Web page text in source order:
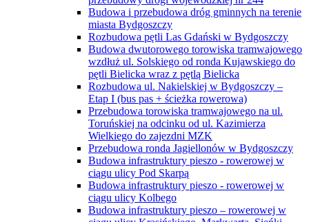
Budowa i przebudowa dróg gminnych na terenie
miasta Bydgoszczy
Rozbudowa pętli Las Gdański w Bydgoszczy
Budowa dwutorowego torowiska tramwajowego
wzdłuż ul. Solskiego od ronda Kujawskiego do
pętli Bielicka wraz z pętlą Bielicka
Rozbudowa ul. Nakielskiej w Bydgoszczy –
Etap I (bus pas + ścieżka rowerowa)
Przebudowa torowiska tramwajowego na ul.
Toruńskiej na odcinku od ul. Kazimierza
Wielkiego do zajezdni MZK
Przebudowa ronda Jagiellonów w Bydgoszczy
Budowa infrastruktury pieszo - rowerowej w
ciągu ulicy Pod Skarpą
Budowa infrastruktury pieszo - rowerowej w
ciągu ulicy Kolbego
Budowa infrastruktury pieszo – rowerowej w